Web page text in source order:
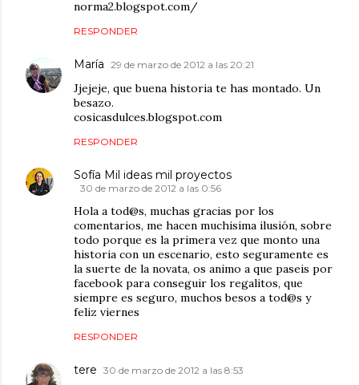
norma2.blogspot.com/
RESPONDER
María 29 de marzo de 2012 a las 20:21
Jjejeje, que buena historia te has montado. Un
besazo.
cosicasdulces.blogspot.com
RESPONDER
Sofía Mil ideas mil proyectos
30 de marzo de 2012 a las 0:56
Hola a tod@s, muchas gracias por los
comentarios, me hacen muchisima ilusión, sobre
todo porque es la primera vez que monto una
historia con un escenario, esto seguramente es
la suerte de la novata, os animo a que paseis por
facebook para conseguir los regalitos, que
siempre es seguro, muchos besos a tod@s y
feliz viernes
RESPONDER
tere 30 de marzo de 2012 a las 8:53